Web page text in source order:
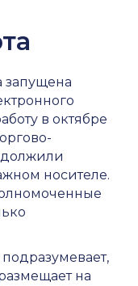
запущена
в октябре
носителе.
на